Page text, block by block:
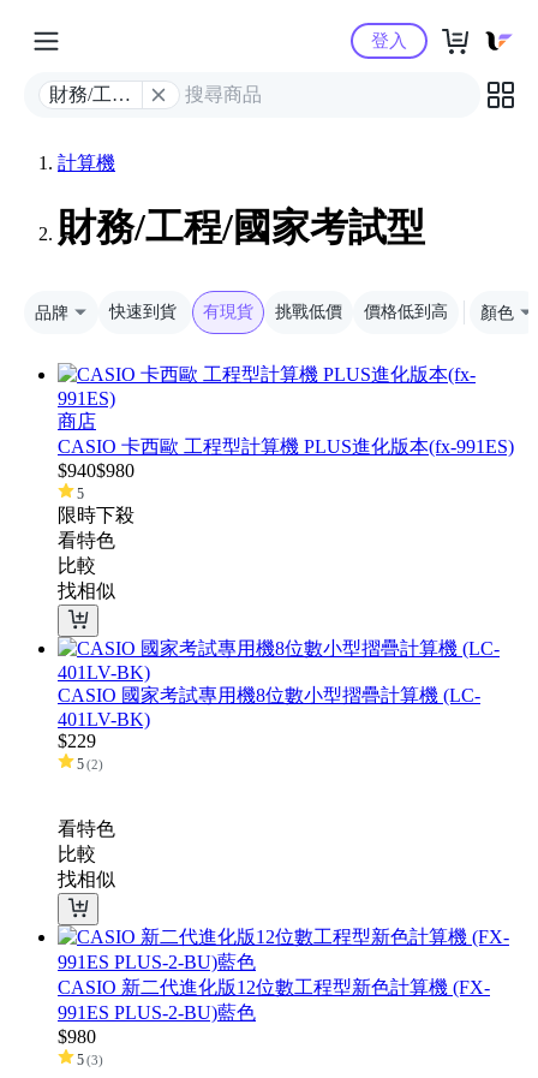
Yahoo購物中心
財務/工程/
型
登入
計算機
財務/工程/國家考試型
品牌 快速到貨 有現貨 挑戰低價 價格低到高 顏色
商店
CASIO 卡西歐 工程型計算機 PLUS進化版本(fx-991ES)
$940$980
5
限時下殺
看特色
比較
找相似
CASIO 國家考試專用機8位數小型摺疊計算機 (LC-
401LV-BK)
$229
5(2)
看特色
比較
找相似
CASIO 新二代進化版12位數工程型新色計算機 (FX-
991ES PLUS-2-BU)藍色
$980
5(3)